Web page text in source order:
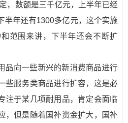
，数额是三千亿元，上半年已经
半年还有1300多亿元，这个实施
范围来讲，下半年还会不断扩
品向一些新兴的新消费商品进行
些服务类商品进行扩容，这是必
注于某几项耐用品，肯定会面临
，但是随着国补资金扩大，国补